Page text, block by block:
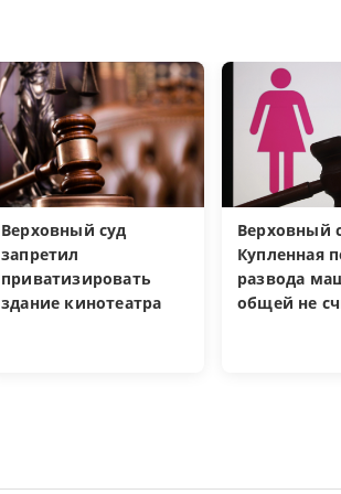
Верховный суд
запретил
приватизировать
здание кинотеатра
Верховный
Купленная
развода
общей не